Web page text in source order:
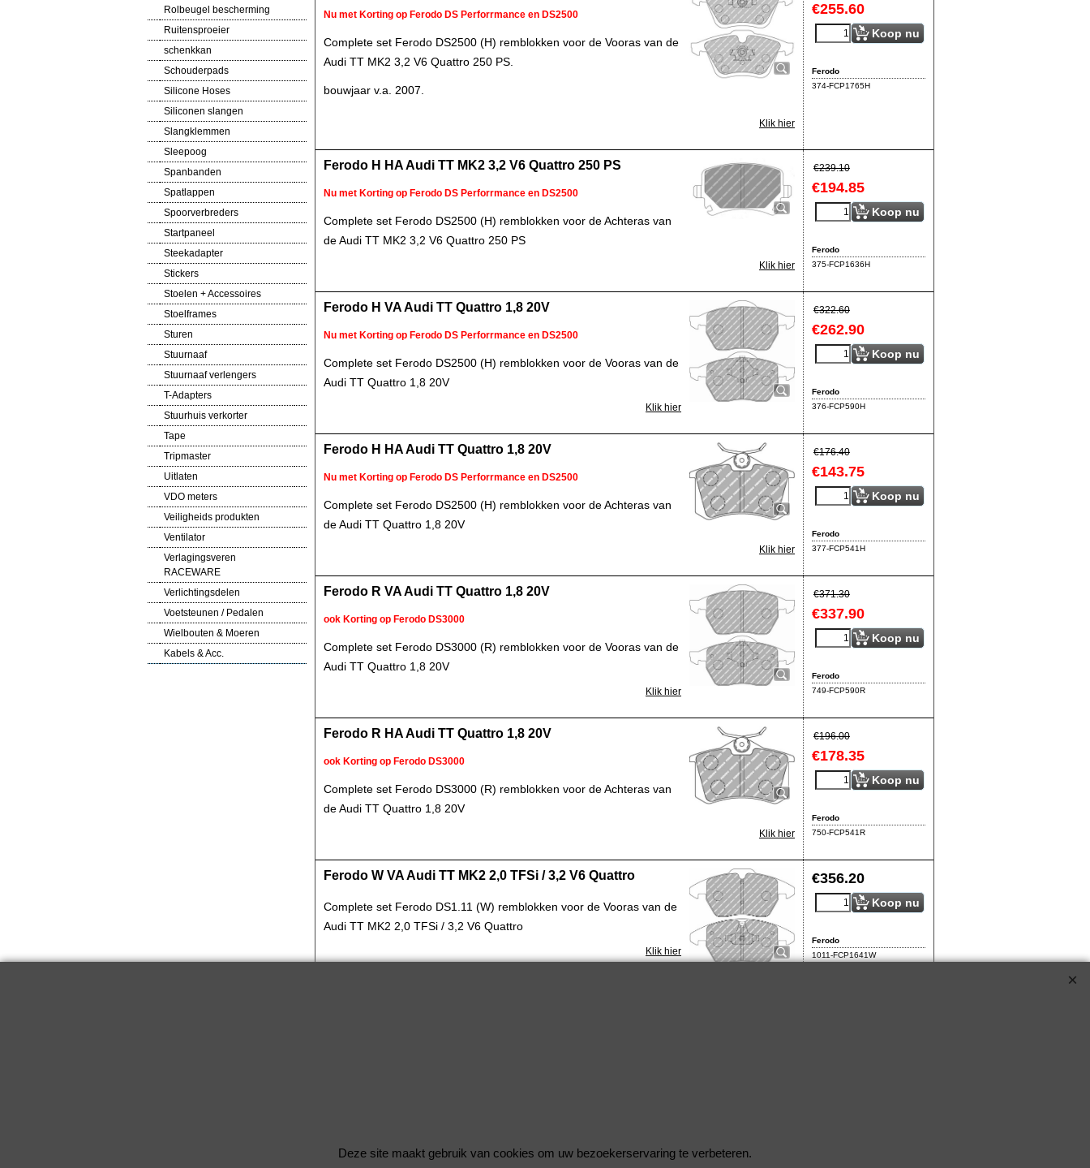
Rolbeugel bescherming
Ruitensproeier
schenkkan
Schouderpads
Silicone Hoses
Siliconen slangen
Slangklemmen
Sleepoog
Spanbanden
Spatlappen
Spoorverbreders
Startpaneel
Steekadapter
Stickers
Stoelen + Accessoires
Stoelframes
Sturen
Stuurnaaf
Stuurnaaf verlengers
T-Adapters
Stuurhuis verkorter
Tape
Tripmaster
Uitlaten
VDO meters
Veiligheids produkten
Ventilator
Verlagingsveren
RACEWARE
Verlichtingsdelen
Voetsteunen / Pedalen
Wielbouten & Moeren
Kabels & Acc.
€255.60
Koop nu
Ferodo
374-FCP1765H
Nu met Korting op Ferodo DS Perforrmance en DS2500
Complete set Ferodo DS2500 (H) remblokken voor de Vooras van de
Audi TT MK2 3,2 V6 Quattro 250 PS.
bouwjaar v.a. 2007.
Klik hier
€239.10
€194.85
Koop nu
Ferodo
375-FCP1636H
Ferodo H HA Audi TT MK2 3,2 V6 Quattro 250 PS
Nu met Korting op Ferodo DS Perforrmance en DS2500
Complete set Ferodo DS2500 (H) remblokken voor de Achteras van
de Audi TT MK2 3,2 V6 Quattro 250 PS
Klik hier
€322.60
€262.90
Koop nu
Ferodo
376-FCP590H
Ferodo H VA Audi TT Quattro 1,8 20V
Nu met Korting op Ferodo DS Perforrmance en DS2500
Complete set Ferodo DS2500 (H) remblokken voor de Vooras van de
Audi TT Quattro 1,8 20V
Klik hier
€176.40
€143.75
Koop nu
Ferodo
377-FCP541H
Ferodo H HA Audi TT Quattro 1,8 20V
Nu met Korting op Ferodo DS Perforrmance en DS2500
Complete set Ferodo DS2500 (H) remblokken voor de Achteras van
de Audi TT Quattro 1,8 20V
Klik hier
€371.30
€337.90
Koop nu
Ferodo
749-FCP590R
Ferodo R VA Audi TT Quattro 1,8 20V
ook Korting op Ferodo DS3000
Complete set Ferodo DS3000 (R) remblokken voor de Vooras van de
Audi TT Quattro 1,8 20V
Klik hier
€196.00
€178.35
Koop nu
Ferodo
750-FCP541R
Ferodo R HA Audi TT Quattro 1,8 20V
ook Korting op Ferodo DS3000
Complete set Ferodo DS3000 (R) remblokken voor de Achteras van
de Audi TT Quattro 1,8 20V
Klik hier
€356.20
Koop nu
Ferodo
1011-FCP1641W
Ferodo W VA Audi TT MK2 2,0 TFSi / 3,2 V6 Quattro
Complete set Ferodo DS1.11 (W) remblokken voor de Vooras van de
Audi TT MK2 2,0 TFSi / 3,2 V6 Quattro
Klik hier
Complete set Ferodo DS UNO (Z) remblokken voor de Vooras van de
Deze site maakt gebruik van cookies om uw bezoekerservaring te verbeteren.